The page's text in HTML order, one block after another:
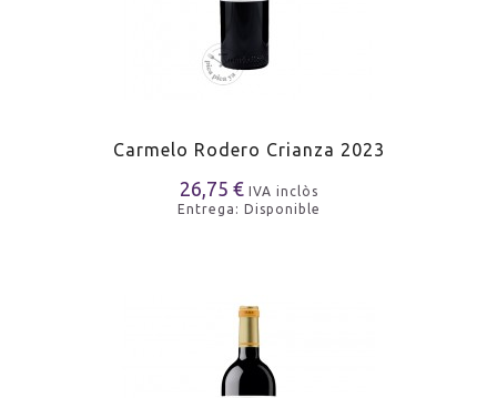
Carmelo Rodero Crianza 2023
26,75 € IVA inclòs
Entrega: Disponible